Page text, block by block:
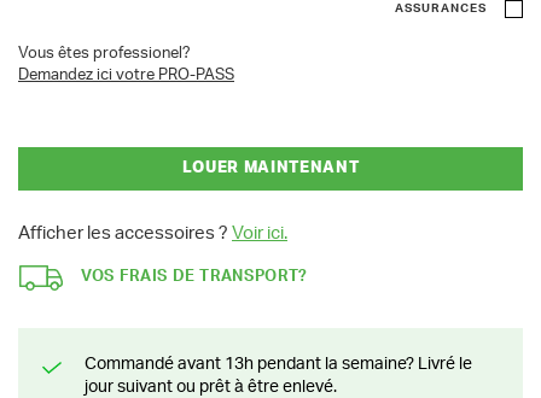
ASSURANCES
Vous êtes professionel?
Demandez ici votre PRO-PASS
LOUER MAINTENANT
Afficher les accessoires ? Voir ici.
VOS FRAIS DE TRANSPORT?
Commandé avant 13h pendant la semaine? Livré le
jour suivant ou prêt à être enlevé.